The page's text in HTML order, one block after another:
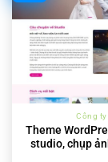
Công ty
Theme
studio, chụp